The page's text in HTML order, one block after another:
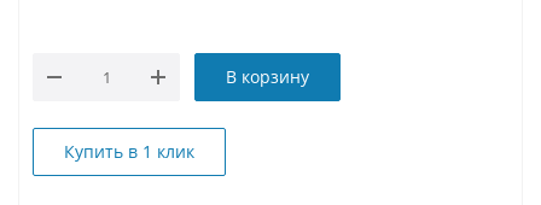
В корзину
Купить в 1 клик